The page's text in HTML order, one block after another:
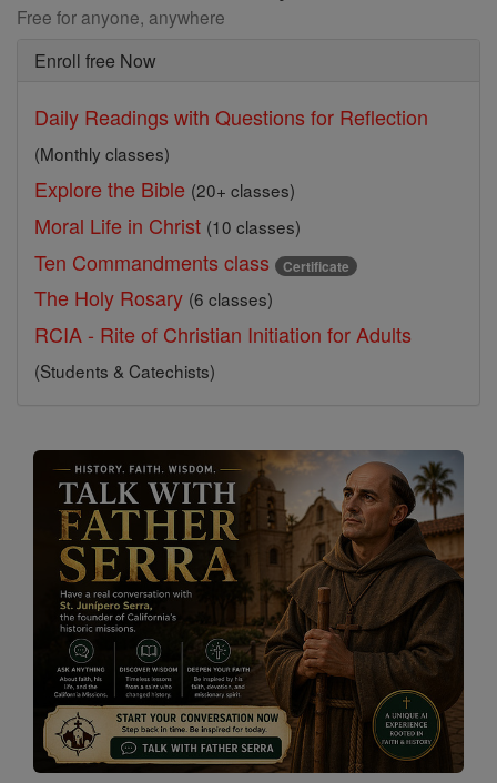
Free for anyone, anywhere
Enroll free Now
Daily Readings with Questions for Reflection
(Monthly classes)
Explore the Bible (20+ classes)
Moral Life in Christ (10 classes)
Ten Commandments class Certificate
The Holy Rosary (6 classes)
RCIA - Rite of Christian Initiation for Adults
(Students & Catechists)